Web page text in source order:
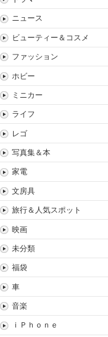
ニュース
ビューティー＆コスメ
ファッション
ホビー
ミニカー
ライフ
レゴ
写真集＆本
家電
文房具
旅行＆人気スポット
映画
未分類
福袋
車
音楽
ｉＰｈｏｎｅ